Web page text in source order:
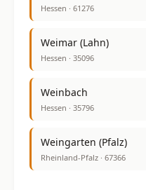
Hessen · 61276
Weimar (Lahn)
Hessen · 35096
Weinbach
Hessen · 35796
Weingarten (Pfalz)
Rheinland-Pfalz · 67366